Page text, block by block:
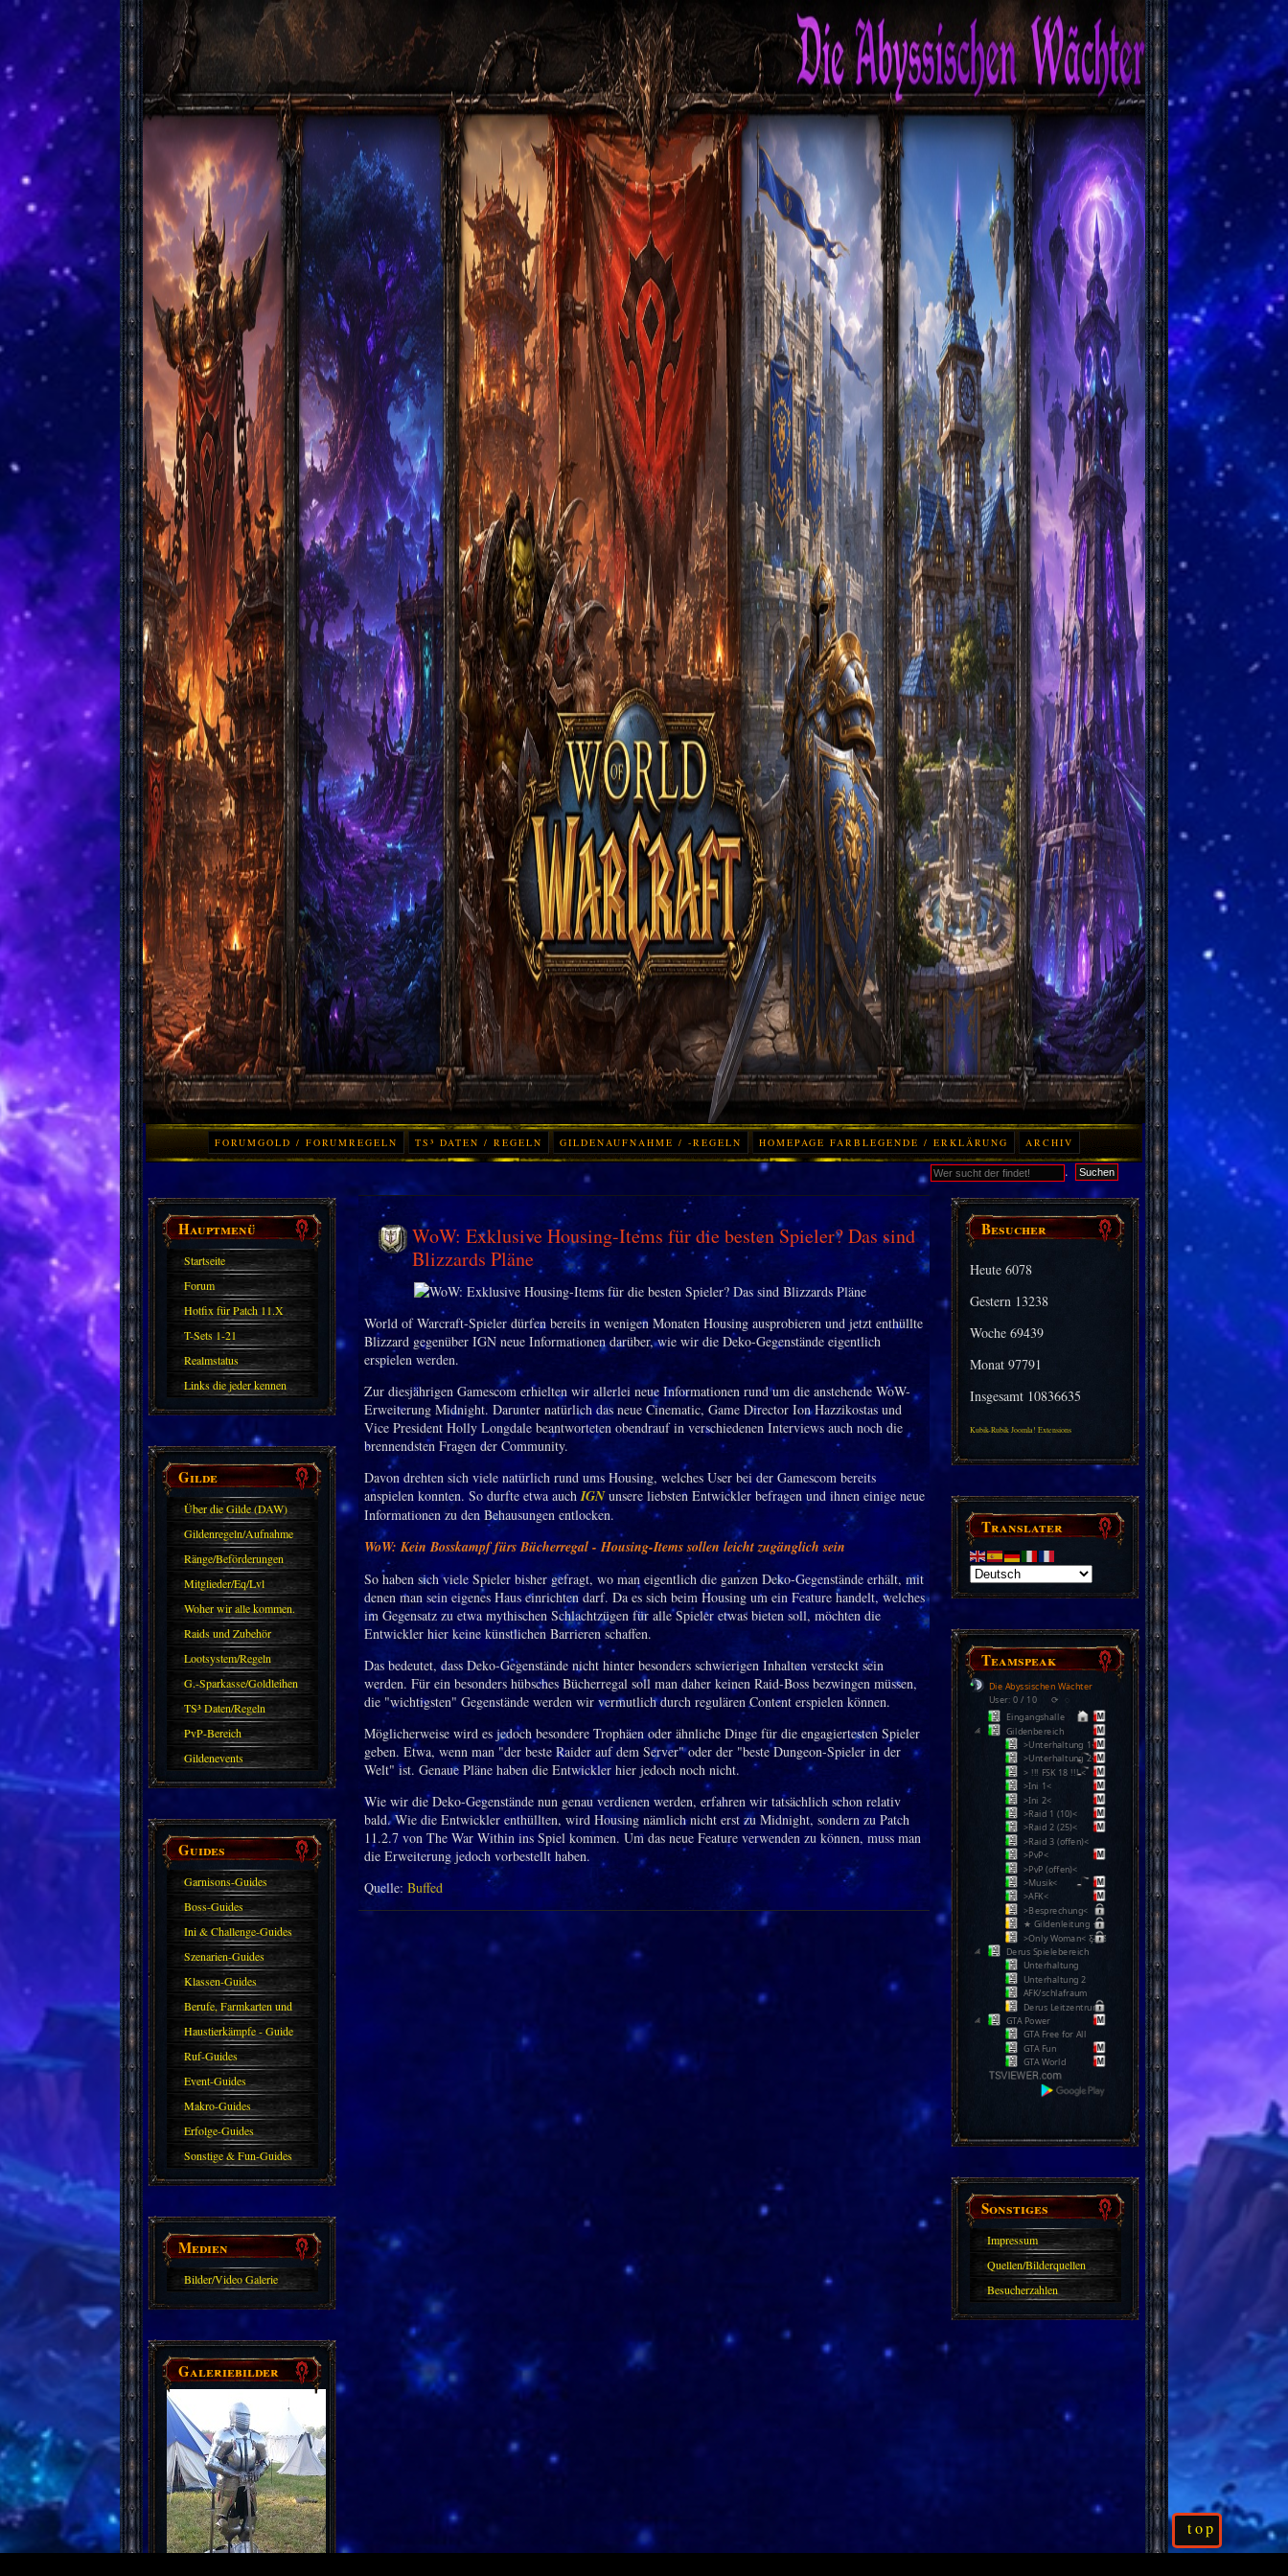
FORUMGOLD / FORUMREGELN TS³ DATEN / REGELN GILDENAUFNAHME / -REGELN HOMEPAGE FARBLEGENDE / ERKLÄRUNG ARCHIV
. Suchen
Hauptmenü
Startseite
Forum
Hotfix für Patch 11.X
T-Sets 1-21
Realmstatus
Links die jeder kennen
sollte?! Oder nicht?
Gilde
Über die Gilde (DAW)
Gildenregeln/Aufnahme
Ränge/Beförderungen
Mitglieder/Eq/Lvl
Woher wir alle kommen.
Raids und Zubehör
Lootsystem/Regeln
G.-Sparkasse/Goldleihen
TS³ Daten/Regeln
PvP-Bereich
Gildenevents
Guides
Garnisons-Guides
Boss-Guides
Ini & Challenge-Guides
Szenarien-Guides
Klassen-Guides
Berufe, Farmkarten und
Haustiere
Haustierkämpfe - Guide
Ruf-Guides
Event-Guides
Makro-Guides
Erfolge-Guides
Sonstige & Fun-Guides
Medien
Bilder/Video Galerie
Galeriebilder
Besucher
Heute6078
Gestern 13238
Woche69439
Monat97791
Insgesamt 10836635
Kubik-Rubik Joomla! Extensions
Translater
Teamspeak
Die Abyssischen Wächter
User: 0 / 10 ⟳
Eingangshalle
Gildenbereich
>Unterhaltung 1<
>Unterhaltung 2<
> !!! FSK 18 !!! <
>Ini 1<
>Ini 2<
>Raid 1 (10)<
>Raid 2 (25)<
>Raid 3 (offen)<
>PvP<
>PvP (offen)<
>Musik<
>AFK<
>Besprechung<
★ Gildenleitung ★
>Only Woman< Ƹ̵̡Ӝ̵̨̄Ʒ
Derus Spielebereich
Unterhaltung
Unterhaltung 2
AFK/schlafraum
Derus Leitzentrum
GTA Power
GTA Free for All
GTA Fun
GTA World
Sonstiges
Impressum
Quellen/Bilderquellen
Besucherzahlen
WoW: Exklusive Housing-Items für die besten Spieler? Das sind
Blizzards Pläne
World of Warcraft-Spieler dürfen bereits in wenigen Monaten Housing ausprobieren und jetzt enthüllte
Blizzard gegenüber IGN neue Informationen darüber, wie wir die Deko-Gegenstände eigentlich
erspielen werden.
Zur diesjährigen Gamescom erhielten wir allerlei neue Informationen rund um die anstehende WoW-
Erweiterung Midnight. Darunter natürlich das neue Cinematic, Game Director Ion Hazzikostas und
Vice President Holly Longdale beantworteten obendrauf in verschiedenen Interviews auch noch die
brennendsten Fragen der Community.
Davon drehten sich viele natürlich rund ums Housing, welches User bei der Gamescom bereits
anspielen konnten. So durfte etwa auchIGNunsere liebsten Entwickler befragen und ihnen einige neue
Informationen zu den Behausungen entlocken.
WoW: Kein Bosskampf fürs Bücherregal - Housing-Items sollen leicht zugänglich sein
So haben sich viele Spieler bisher gefragt, wo man eigentlich die ganzen Deko-Gegenstände erhält, mit
denen man sein eigenes Haus einrichten darf. Da es sich beim Housing um ein Feature handelt, welches
im Gegensatz zu etwa mythischen Schlachtzügen für alle Spieler etwas bieten soll, möchten die
Entwickler hier keine künstlichen Barrieren schaffen.
Das bedeutet, dass Deko-Gegenstände nicht hinter besonders schwierigen Inhalten versteckt sein
werden. Für ein besonders hübsches Bücherregal soll man daher keinen Raid-Boss bezwingen müssen,
die "wichtigsten" Gegenstände werden wir vermutlich durch regulären Content erspielen können.
Möglicherweise wird es jedoch besondere Trophäen oder ähnliche Dinge für die engagiertesten Spieler
geben. Etwa, wenn man "der beste Raider auf dem Server" oder der "beste Dungeon-Spieler in der
Welt" ist. Genaue Pläne haben die Entwickler hier jedoch noch nicht.
Wie wir die Deko-Gegenstände nun genau verdienen werden, erfahren wir tatsächlich schon relativ
bald. Wie die Entwickler enthüllten, wird Housing nämlich nicht erst zu Midnight, sondern zu Patch
11.2.7 von The War Within ins Spiel kommen. Um das neue Feature verwenden zu können, muss man
die Erweiterung jedoch vorbestellt haben.
Quelle: Buffed
top